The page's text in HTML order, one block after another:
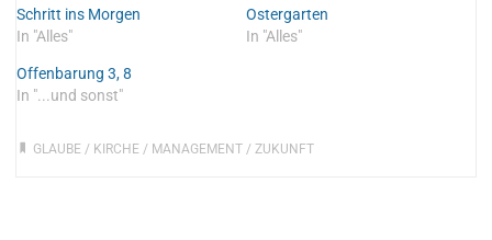
Schritt ins Morgen
In "Alles"
Ostergarten
In "Alles"
Offenbarung 3, 8
In "...und sonst"
GLAUBE/ KIRCHE/ MANAGEMENT/ ZUKUNFT